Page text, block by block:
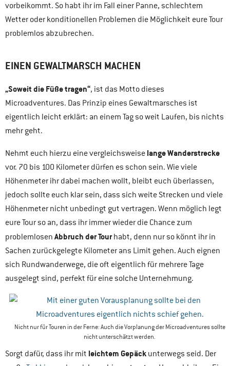
vorbeikommt. So habt ihr im Fall einer Panne, schlechtem
Wetter oder konditionellen Problemen die Möglichkeit eure Tour
problemlos abzubrechen.
EINEN GEWALTMARSCH MACHEN
„Soweit die Füße tragen“, ist das Motto dieses
Microadventures. Das Prinzip eines Gewaltmarsches ist
eigentlich leicht erklärt: an einem Tag so weit Laufen, bis nichts
mehr geht.
Nehmt euch hierzu eine vergleichsweise lange Wanderstrecke
vor. 70 bis 100 Kilometer dürfen es schon sein. Wie viele
Höhenmeter ihr dabei machen wollt, bleibt euch überlassen,
jedoch sollte euch klar sein, dass sich weite Strecken und viele
Höhenmeter nicht unbedingt gut vertragen. Wenn möglich legt
eure Tour so an, dass ihr immer wieder die Chance zum
problemlosen Abbruch der Tourhabt, denn nur so könnt ihr in
Sachen zurückgelegte Kilometer ans Limit gehen. Auch eignen
sich Rundwanderwege, die oft eigentlich für mehrere Tage
ausgelegt sind, perfekt für eine solche Unternehmung.
Nicht nur für Touren in der Ferne: Auch die Vorplanung der Microadventures sollte
nicht unterschätzt werden.
Sorgt dafür, dass ihr mit leichtem Gepäck unterwegs seid. Der